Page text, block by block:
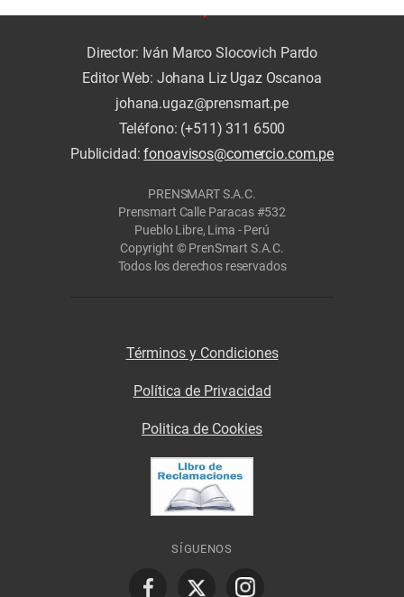
Director: Iván Marco Slocovich Pardo
Editor Web: Johana Liz Ugaz Oscanoa
johana.ugaz@prensmart.pe
Teléfono: (+511) 311 6500
Publicidad:fonoavisos@comercio.com.pe
PRENSMART S.A.C.
Prensmart Calle Paracas #532
Pueblo Libre, Lima - Perú
Copyright © PrenSmart S.A.C.
Todos los derechos reservados
Términos y Condiciones
Política de Privacidad
Politica de Cookies
SÍGUENOS